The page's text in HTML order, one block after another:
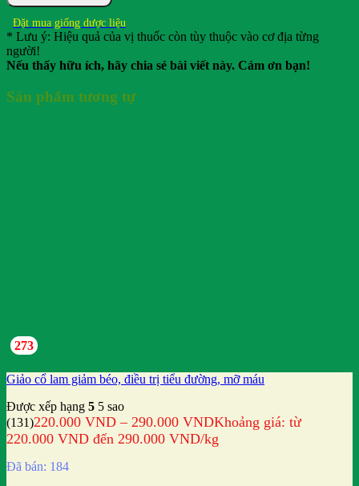
Đặt mua giống dược liệu
* Lưu ý: Hiệu quả của vị thuốc còn tùy thuộc vào cơ địa từng
người!
Nếu thấy hữu ích, hãy chia sẻ bài viết này. Cảm ơn bạn!
Sản phẩm tương tự
273
Giảo cổ lam giảm béo, điều trị tiểu đường, mỡ máu
Được xếp hạng 5 5 sao
(131)220.000 VND – 290.000 VNDKhoảng giá: từ
220.000 VND đến 290.000 VND/kg
Đã bán: 184